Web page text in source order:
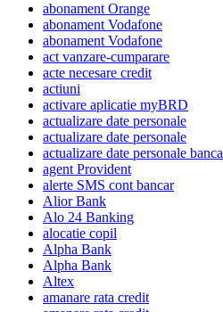
abonament Orange
abonament Vodafone
abonament Vodafone
act vanzare-cumparare
acte necesare credit
actiuni
activare aplicatie myBRD
actualizare date personale
actualizare date personale
actualizare date personale banca
agent Provident
alerte SMS cont bancar
Alior Bank
Alo 24 Banking
alocatie copil
Alpha Bank
Alpha Bank
Altex
amanare rata credit